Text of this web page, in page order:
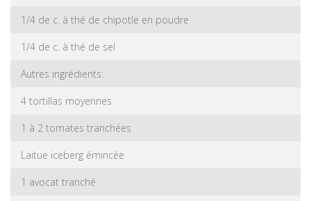
1/4 de c. à thé de chipotle en poudre
1/4 de c. à thé de sel
Autres ingrédients:
4 tortillas moyennes
1 à 2 tomates tranchées
Laitue iceberg émincée
1 avocat tranché